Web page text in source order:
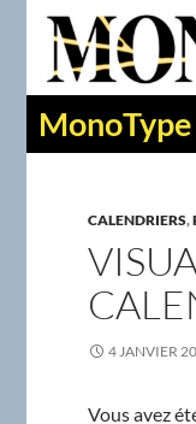
MonoType
Recherche
CALENDRIERS,
4 JANVIER
Vous avez